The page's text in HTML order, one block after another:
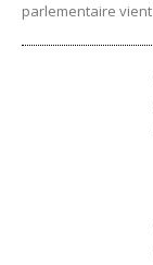
parlementaire vient